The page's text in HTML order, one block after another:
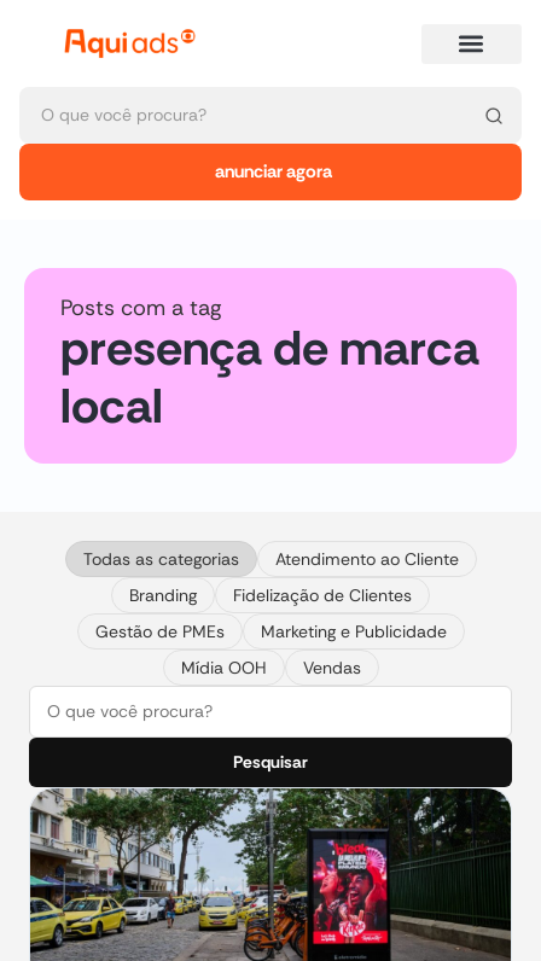
anunciar agora
Posts com a tag
presença de marca
local
Todas as categorias
Atendimento ao Cliente
Branding
Fidelização de Clientes
Gestão de PMEs
Marketing e Publicidade
Mídia OOH
Vendas
Pesquisar